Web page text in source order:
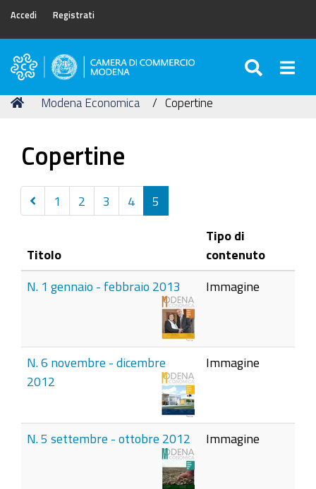
Accedi Registrati
Camera
Commercio
Tu
Home
Modena Economica Copertine
Copertine
Precedenti
20
1 2 3 4 5
Titolo
Tipo di
contenuto
N. 1 gennaio - febbraio 2013 Immagine
N. 6 novembre - dicembre
2012
Immagine
N. 5 settembre - ottobre 2012 Immagine